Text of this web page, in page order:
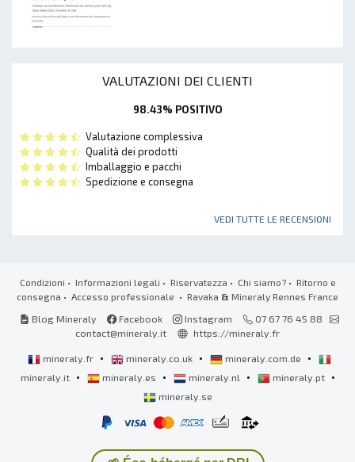
VALUTAZIONI DEI CLIENTI
98.43% POSITIVO
Valutazione complessiva
Qualità dei prodotti
Imballaggio e pacchi
Spedizione e consegna
VEDI TUTTE LE RECENSIONI
Condizioni • Informazioni legali • Riservatezza • Chi siamo?• Ritorno e
consegna • Accesso professionale • Ravaka & Mineraly Rennes France
Blog Mineraly
Facebook Instagram
07 67 76 45 88
contact@mineraly.it
https://mineraly.fr
mineraly.fr • mineraly.co.uk • mineraly.com.de •
mineraly.it • mineraly.es • mineraly.nl • mineraly.pt •
mineraly.se